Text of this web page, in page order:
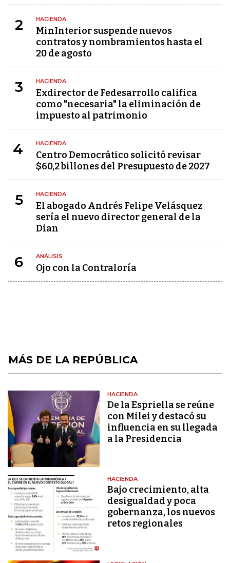
2 HACIENDA
MinInterior suspende nuevos
contratos y nombramientos hasta el
20 de agosto
3 HACIENDA
Exdirector de Fedesarrollo califica
como "necesaria" la eliminación de
impuesto al patrimonio
4 HACIENDA
Centro Democrático solicitó revisar
$60,2 billones del Presupuesto de 2027
5 HACIENDA
El abogado Andrés Felipe Velásquez
sería el nuevo director general de la
Dian
6 ANÁLISIS
Ojo con la Contraloría
MÁS DE LA REPÚBLICA
HACIENDA
De la Espriella se reúne
con Milei y destacó su
influencia en su llegada
a la Presidencia
HACIENDA
Bajo crecimiento, alta
desigualdad y poca
gobernanza, los nuevos
retos regionales